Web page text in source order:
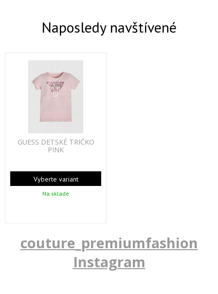
Naposledy navštívené
GUESS DETSKÉ TRIČKO
PINK
Vyberte variant
Na sklade
couture_premiumfashion
Instagram